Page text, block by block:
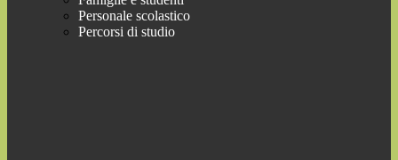
Personale scolastico
Percorsi di studio